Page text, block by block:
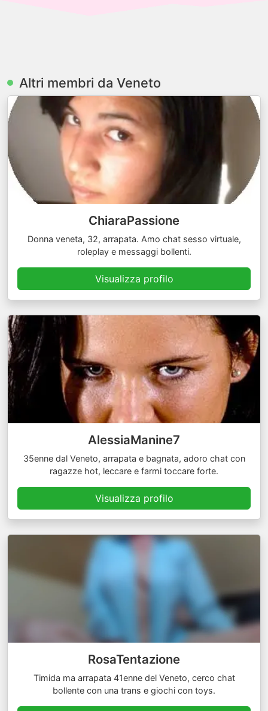
Altri membri da Veneto
ChiaraPassione
Donna veneta, 32, arrapata. Amo chat sesso virtuale,
roleplay e messaggi bollenti.
Visualizza profilo
AlessiaManine7
35enne dal Veneto, arrapata e bagnata, adoro chat con
ragazze hot, leccare e farmi toccare forte.
Visualizza profilo
RosaTentazione
Timida ma arrapata 41enne del Veneto, cerco chat
bollente con una trans e giochi con toys.